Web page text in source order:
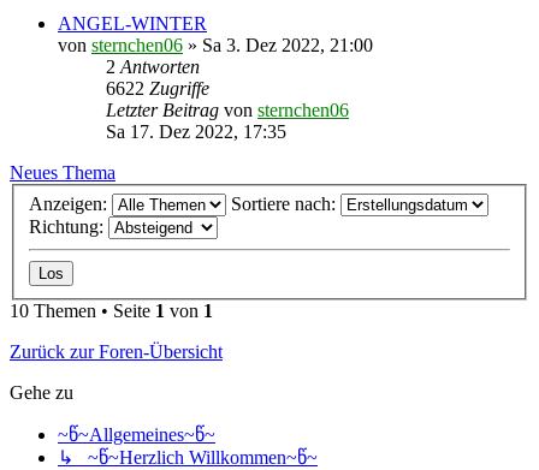
ANGEL-WINTER
von sternchen06 » Sa 3. Dez 2022, 21:00
2 Antworten
6622 Zugriffe
Letzter Beitrag von sternchen06
Sa 17. Dez 2022, 17:35
Neues Thema
Anzeigen:
Sortiere nach:
Richtung:
10 Themen • Seite 1 von 1
Zurück zur Foren-Übersicht
Gehe zu
~წ~Allgemeines~წ~
↳ ~წ~Herzlich Willkommen~წ~